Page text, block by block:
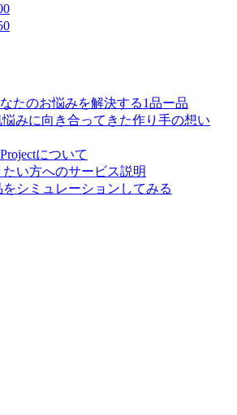
たのお悩みを解決する1品ー品
みに向き合ってきた作り手の想い
について
い方へのサービス説明
シミュレーションしてみる